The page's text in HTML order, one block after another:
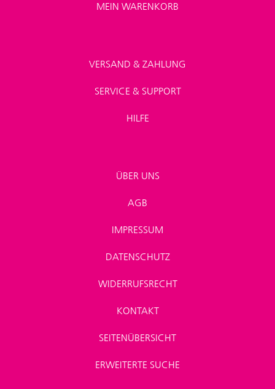
MEIN WARENKORB
VERSAND & ZAHLUNG
SERVICE & SUPPORT
HILFE
ÜBER UNS
AGB
IMPRESSUM
DATENSCHUTZ
WIDERRUFSRECHT
KONTAKT
SEITENÜBERSICHT
ERWEITERTE SUCHE